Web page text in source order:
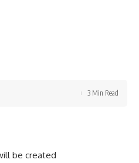
3 Min Read
be created